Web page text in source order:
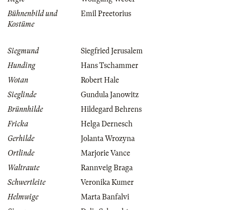
Bühnenbild und
Kostüme
Emil Preetorius
Siegmund
Siegfried Jerusalem
Hunding
Hans Tschammer
Wotan
Robert Hale
Sieglinde
Gundula Janowitz
Brünnhilde
Hildegard Behrens
Fricka
Helga Dernesch
Gerhilde
Jolanta Wrozyna
Ortlinde
Marjorie Vance
Waltraute
Rannveig Braga
Schwertleite
Veronika Kumer
Helmwige
Marta Banfalvi